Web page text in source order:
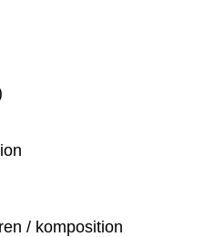
/ komposition